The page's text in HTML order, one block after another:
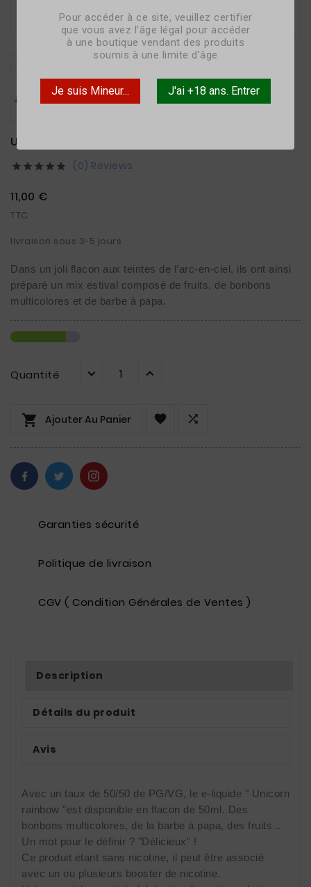
Pour accéder à ce site, veuillez certifier
que vous avez l'âge légal pour accéder
à une boutique vendant des produits
soumis à une limite d'âge
Je suis Mineur... J'ai +18 ans. Entrer
UNICORN RAINBOW - 50ML - TRIBAL FORCE
     (0) Reviews
11,00 €
TTC
livraison sous 3-5 jours
Dans un joli flacon aux teintes de l’arc-en-ciel, ils ont ainsi
préparé un mix estival composé de fruits, de bonbons
multicolores et de barbe à papa.
Quantité
 Ajouter Au Panier  
Garanties sécurité
Politique de livraison
CGV ( Condition Générales de Ventes )
Description
Détails du produit
Avis
Avec un taux de 50/50 de PG/VG, le e-liquide " Unicorn
rainbow "est disponible en flacon de 50ml. Des
bonbons multicolores, de la barbe à papa, des fruits ..
Un mot pour le définir ? "Délicieux" !
Ce produit étant sans nicotine, il peut être associé
avec un ou plusieurs booster de nicotine.